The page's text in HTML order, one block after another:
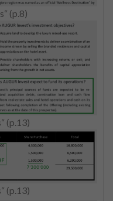
(p.8)
(p.13)
(p.13)